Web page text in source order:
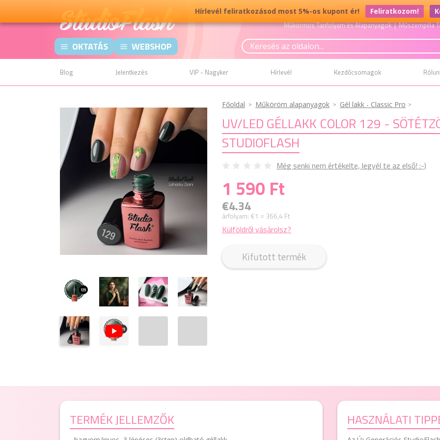
Hírlevél feliratkozásod most 5%-os kupont ér! Feliratkozom!Termék
Műkörmös Tanfolyam és Alapanyagok| Műszempilla
OKTATÁS WEBSHOP
Blog Jelentkezés VIP - Nagyker Hírlevél Kezdőcsomagok
Főoldal Műköröm alapanyagok Gél lakk - Classic Pro
UV/LED GÉLLAKK COLOR 129 -
STUDIOFLASH
Még senki nem értékelte, legyél te az első! :-)
1 590 Ft
€4.34
árfolyam: €1 = 366,4 Ft
Külföldről vásárolsz?
Kifutott termék
TERMÉK JELLEMZŐK HASZNÁLATI